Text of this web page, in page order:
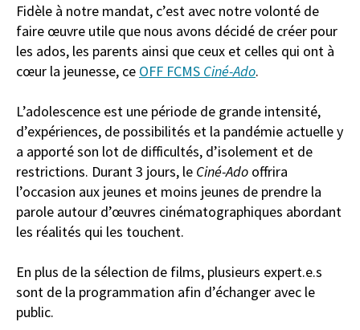
Fidèle à notre mandat, c’est avec notre volonté de
faire œuvre utile que nous avons décidé de créer pour
les ados, les parents ainsi que ceux et celles qui ont à
cœur la jeunesse, ce OFF FCMS Ciné-Ado.
L’adolescence est une période de grande intensité,
d’expériences, de possibilités et la pandémie actuelle y
a apporté son lot de difficultés, d’isolement et de
restrictions. Durant 3 jours, le Ciné-Ado offrira
l’occasion aux jeunes et moins jeunes de prendre la
parole autour d’œuvres cinématographiques abordant
les réalités qui les touchent.
En plus de la sélection de films, plusieurs expert.e.s
sont de la programmation afin d’échanger avec le
public.